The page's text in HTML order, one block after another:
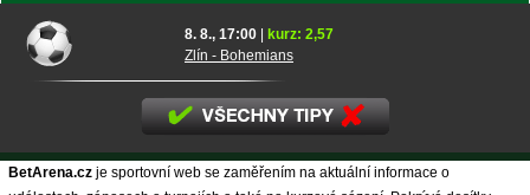
8. 8., 17:00
kurz: 2,57
Zlín - Bohemians
BetArena.cz je sportovní web se zaměřením na aktuální informace o